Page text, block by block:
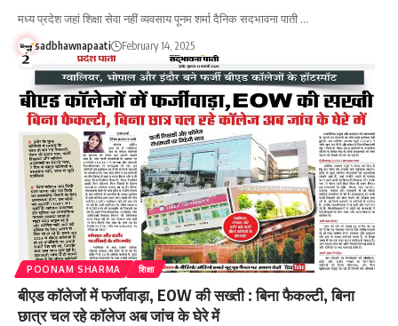
मध्य प्रदेश जहां शिक्षा सेवा नहीं व्यवसाय पूनम शर्मा दैनिक सदभावना पाती …
sadbhawnapaati February 14, 2025
POONAM SHARMA शिक्षा
बीएड कॉलेजों में फर्जीवाड़ा, EOW की सख्ती : बिना फैकल्टी, बिना
छात्र चल रहे कॉलेज अब जांच के घेरे में